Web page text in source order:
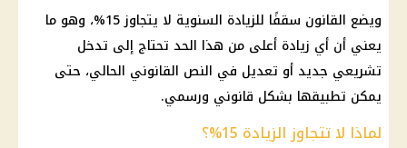
ويضع القانون سقفًا للزيادة السنوية لا يتجاوز 15%، وهو ما
يعني أن أي زيادة أعلى من هذا الحد تحتاج إلى تدخل
تشريعي جديد أو تعديل في النص القانوني الحالي، حتى
يمكن تطبيقها بشكل قانوني ورسمي.
لماذا لا تتجاوز الزيادة 15%؟